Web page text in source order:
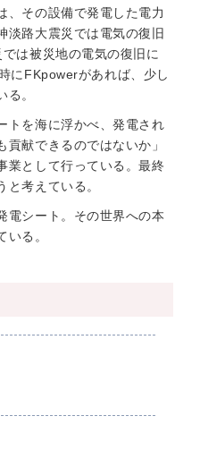
、その設備で発電した電力
淡路大震災では電気の復旧
は被災地の電気の復旧に
にFKpowerがあれば、少し
る。
トを海に浮かべ、発電され
献できるのではないか」
業として行っている。最終
と考えている。
電シート。その世界への本
いる。